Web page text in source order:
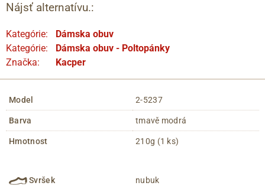
Nájsť alternatívu.:
Kategórie:
Dámska obuv
Kategórie:
Dámska obuv - Poltopánky
Značka:
Kacper
Model 2-5237
Barva tmavě modrá
Hmotnost 210g (1 ks)
Svršek nubuk